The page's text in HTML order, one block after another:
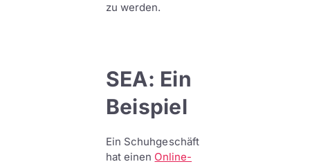
zu werden.
SEA: Ein
Beispiel
Ein Schuhgeschäft
hat einen Online-